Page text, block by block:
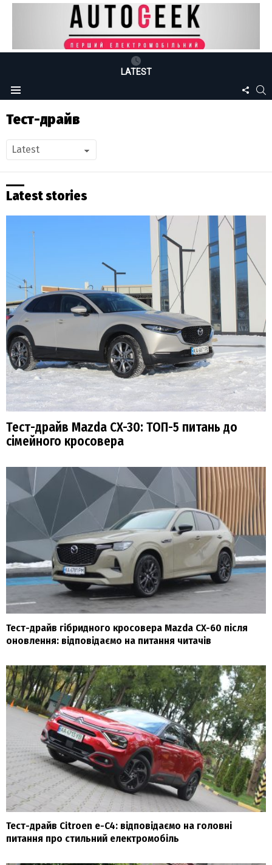
LATEST
Menu
US
Тест-драйв
Latest stories
Тест-драйв Mazda CX-30: ТОП-5 питань до
сімейного кросовера
Тест-драйв гібридного кросовера Mazda CX-60 після
оновлення: відповідаємо на питання читачів
Тест-драйв Citroen e-C4: відповідаємо на головні
питання про стильний електромобіль